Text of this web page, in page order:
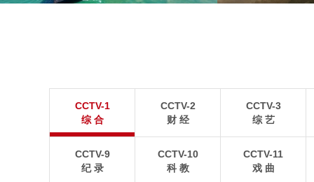
8月5日，“科伦坡”轮缓缓驶离山东港口青岛港前湾联
合集装箱码头。
8月6日，河北承德，
CCTV-1
综 合
CCTV-2
财 经
CCTV-3
综 艺
CCTV-9
纪 录
CCTV-10
科 教
CCTV-11
戏 曲